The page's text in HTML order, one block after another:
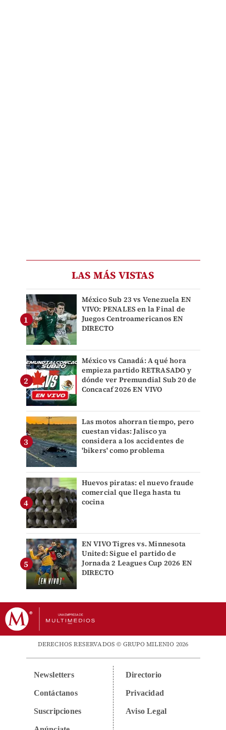
LAS MÁS VISTAS
México Sub 23 vs Venezuela EN
VIVO: PENALES en la Final de
Juegos Centroamericanos EN
DIRECTO
México vs Canadá: A qué hora
empieza partido RETRASADO y
dónde ver Premundial Sub 20 de
Concacaf 2026 EN VIVO
Las motos ahorran tiempo, pero
cuestan vidas: Jalisco ya
considera a los accidentes de
'bikers' como problema
Huevos piratas: el nuevo fraude
comercial que llega hasta tu
cocina
EN VIVO Tigres vs. Minnesota
United: Sigue el partido de
Jornada 2 Leagues Cup 2026 EN
DIRECTO
DERECHOS RESERVADOS © GRUPO MILENIO 2026
Newsletters
Contáctanos
Suscripciones
Directorio
Privacidad
Aviso Legal